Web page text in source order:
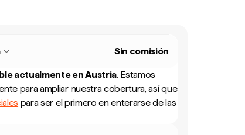
Sin comisión
actualmente enAustria. Estamos
para ampliar nuestra cobertura, así que
para ser el primero en enterarse de las